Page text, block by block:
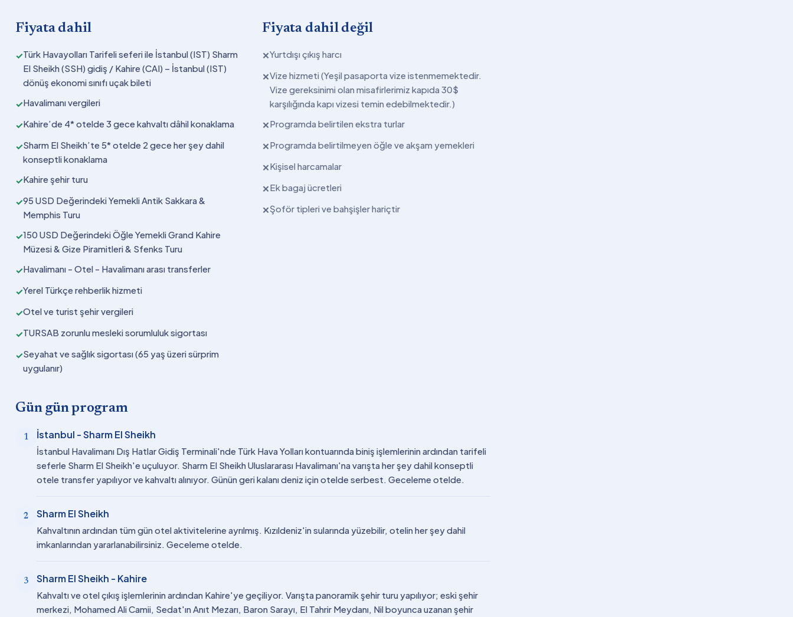
Fiyata dahil
✓Türk Havayolları Tarifeli seferi ile İstanbul (IST) Sharm
El Sheikh (SSH) gidiş / Kahire (CAI) – İstanbul (IST)
dönüş ekonomi sınıfı uçak bileti
✓Havalimanı vergileri
✓Kahire’de 4* otelde 3 gece kahvaltı dâhil konaklama
✓Sharm El Sheikh’te 5* otelde 2 gece her şey dahil
konseptli konaklama
✓Kahire şehir turu
✓95 USD Değerindeki Yemekli Antik Sakkara &
Memphis Turu
✓150 USD Değerindeki Öğle Yemekli Grand Kahire
Müzesi & Gize Piramitleri & Sfenks Turu
✓Havalimanı - Otel - Havalimanı arası transferler
✓Yerel Türkçe rehberlik hizmeti
✓Otel ve turist şehir vergileri
✓TURSAB zorunlu mesleki sorumluluk sigortası
✓Seyahat ve sağlık sigortası (65 yaş üzeri sürprim
uygulanır)
Fiyata dahil değil
✕Yurtdışı çıkış harcı
✕Vize hizmeti (Yeşil pasaporta vize istenmemektedir.
Vize gereksinimi olan misafirlerimiz kapıda 30$
karşılığında kapı vizesi temin edebilmektedir.)
✕Programda belirtilen ekstra turlar
✕Programda belirtilmeyen öğle ve akşam yemekleri
✕Kişisel harcamalar
✕Ek bagaj ücretleri
✕Şoför tipleri ve bahşişler hariçtir
Gün gün program
1 İstanbul - Sharm El Sheikh
İstanbul Havalimanı Dış Hatlar Gidiş Terminali'nde Türk Hava Yolları kontuarında biniş işlemlerinin ardından tarifeli
seferle Sharm El Sheikh'e uçuluyor. Sharm El Sheikh Uluslararası Havalimanı'na varışta her şey dahil konseptli
otele transfer yapılıyor ve kahvaltı alınıyor. Günün geri kalanı deniz için otelde serbest. Geceleme otelde.
2 Sharm El Sheikh
Kahvaltının ardından tüm gün otel aktivitelerine ayrılmış. Kızıldeniz'in sularında yüzebilir, otelin her şey dahil
imkanlarından yararlanabilirsiniz. Geceleme otelde.
3 Sharm El Sheikh - Kahire
Kahvaltı ve otel çıkış işlemlerinin ardından Kahire'ye geçiliyor. Varışta panoramik şehir turu yapılıyor; eski şehir
merkezi, Mohamed Ali Camii, Sedat'ın Anıt Mezarı, Baron Sarayı, El Tahrir Meydanı, Nil boyunca uzanan şehir